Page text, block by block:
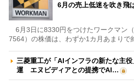
6月の売上低迷を吹き飛
6月3日に8330円をつけたワークマン（
7564）の株価は、わずか1カ月あまり
三菱重工が「AIインフラの新たな主
運 エヌビディアとの提携でAI…